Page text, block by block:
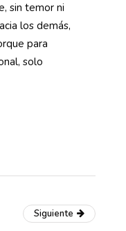
sin temor ni
los demás,
para
solo
Siguiente